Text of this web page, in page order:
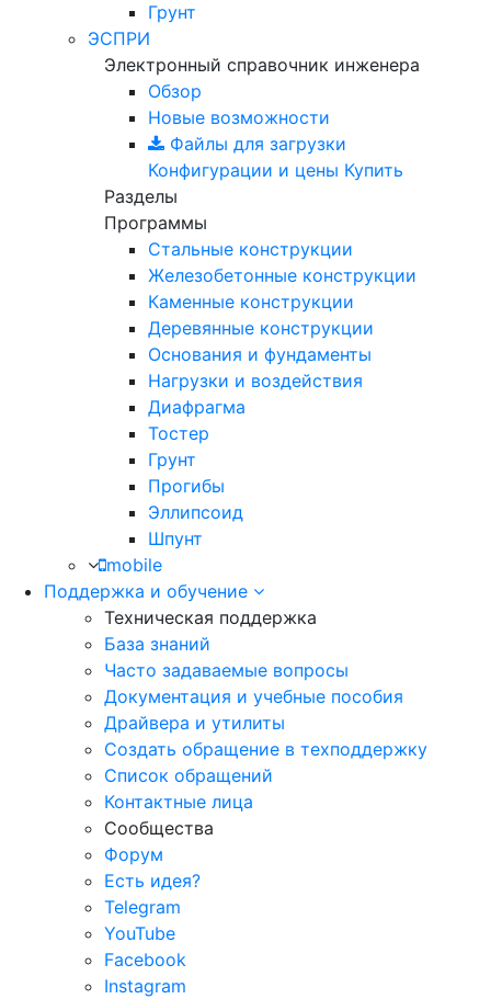
Грунт
ЭСПРИ
Электронный справочник инженера
Обзор
Новые возможности
Файлы для загрузки
Конфигурации и цены Купить
Разделы
Программы
Стальные конструкции
Железобетонные конструкции
Каменные конструкции
Деревянные конструкции
Основания и фундаменты
Нагрузки и воздействия
Диафрагма
Тостер
Грунт
Прогибы
Эллипсоид
Шпунт
mobile
Поддержка и обучение
Техническая поддержка
База знаний
Часто задаваемые вопросы
Документация и учебные пособия
Драйвера и утилиты
Создать обращение в техподдержку
Список обращений
Контактные лица
Сообщества
Форум
Есть идея?
Telegram
YouTube
Facebook
Instagram